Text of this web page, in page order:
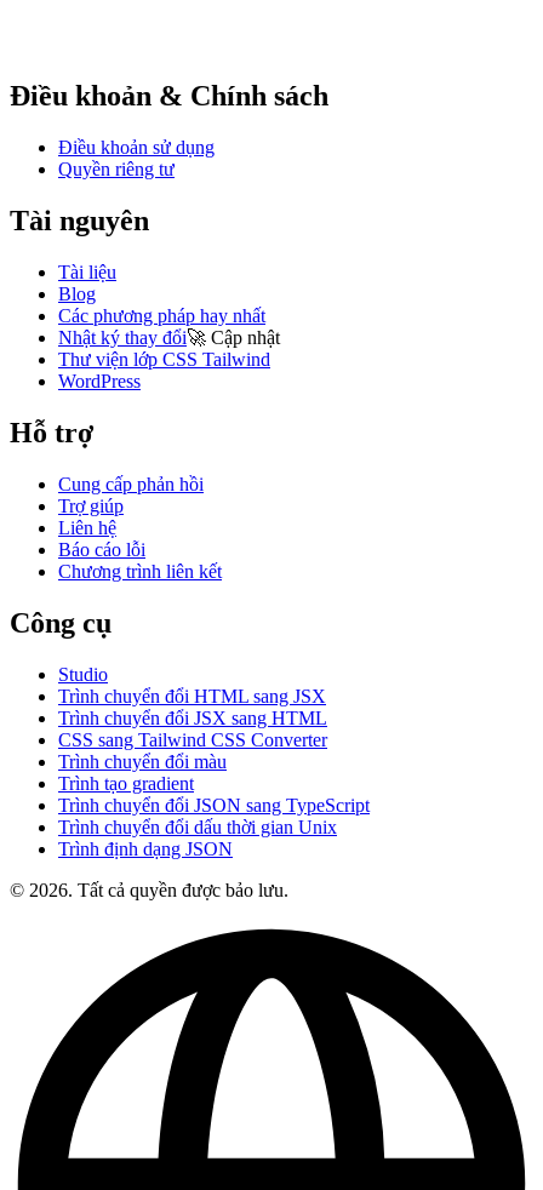
Điều khoản & Chính sách
Điều khoản sử dụng
Quyền riêng tư
Tài nguyên
Tài liệu
Blog
Các phương pháp hay nhất
Nhật ký thay đổi🚀 Cập nhật
Thư viện lớp CSS Tailwind
WordPress
Hỗ trợ
Cung cấp phản hồi
Trợ giúp
Liên hệ
Báo cáo lỗi
Chương trình liên kết
Công cụ
Studio
Trình chuyển đổi HTML sang JSX
Trình chuyển đổi JSX sang HTML
CSS sang Tailwind CSS Converter
Trình chuyển đổi màu
Trình tạo gradient
Trình chuyển đổi JSON sang TypeScript
Trình chuyển đổi dấu thời gian Unix
Trình định dạng JSON
© 2026. Tất cả quyền được bảo lưu.